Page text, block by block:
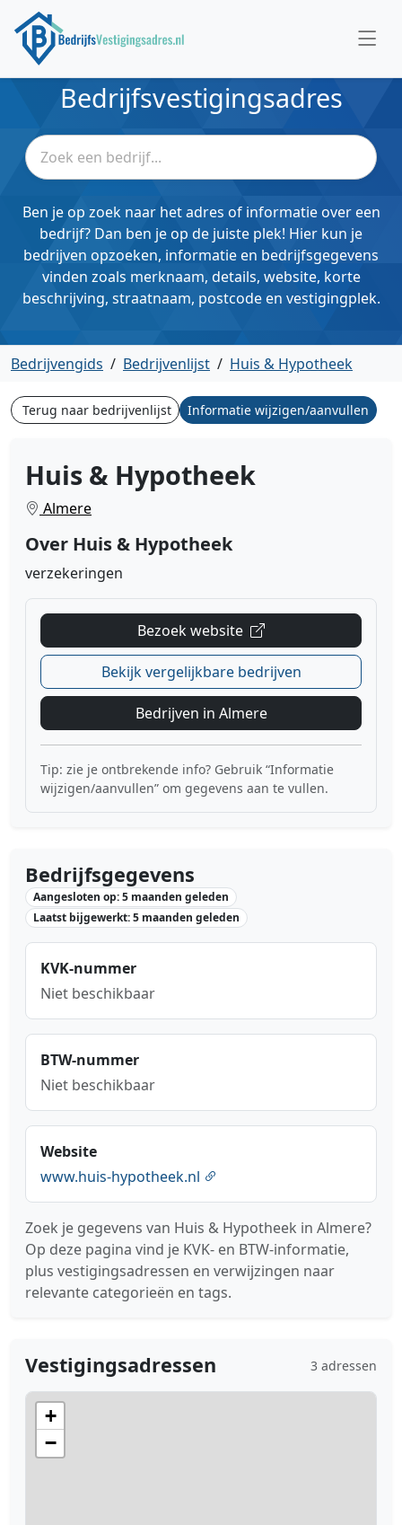
Bedrijfsvestigingsadres
Ben je op zoek naar het adres of informatie over een
bedrijf? Dan ben je op de juiste plek! Hier kun je
bedrijven opzoeken, informatie en bedrijfsgegevens
vinden zoals merknaam, details, website, korte
beschrijving, straatnaam, postcode en vestigingplek.
Bedrijvengids / Bedrijvenlijst / Huis & Hypotheek
Terug naar bedrijvenlijst Informatie wijzigen/aanvullen
Huis & Hypotheek
Almere
Over Huis & Hypotheek
verzekeringen
Bezoek website
Bekijk vergelijkbare bedrijven
Bedrijven in Almere
Tip: zie je ontbrekende info? Gebruik “Informatie
wijzigen/aanvullen” om gegevens aan te vullen.
Bedrijfsgegevens
Aangesloten op: 5 maanden geleden
Laatst bijgewerkt: 5 maanden geleden
KVK-nummer
Niet beschikbaar
BTW-nummer
Niet beschikbaar
Website
www.huis-hypotheek.nl
Zoek je gegevens van Huis & Hypotheek in Almere?
Op deze pagina vind je KVK- en BTW-informatie,
plus vestigingsadressen en verwijzingen naar
relevante categorieën en tags.
Vestigingsadressen 3 adressen
+
−